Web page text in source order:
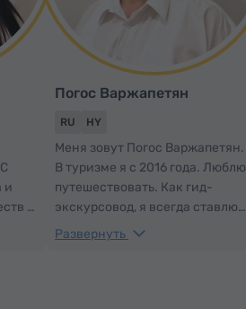
и
–
Погос Варжапетян
RU HY
Меня зовут Погос Варжапетян.
В туризме я с 2016 года. Люблю
путешествовать. Как гид-
экскурсовод, я всегда ставлю
перед собой цель – влюбить
Развернуть